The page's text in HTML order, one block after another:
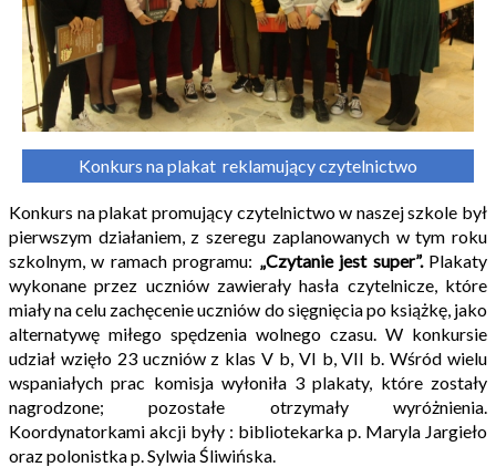
Konkurs na plakat  reklamujący czytelnictwo
Konkurs na plakat promujący czytelnictwo w naszej szkole był
pierwszym działaniem, z szeregu zaplanowanych w tym roku
szkolnym, w ramach programu: „Czytanie jest super”.Plakaty
wykonane przez uczniów zawierały hasła czytelnicze, które
miały na celu zachęcenie uczniów do sięgnięcia po książkę, jako
alternatywę miłego spędzenia wolnego czasu. W konkursie
udział wzięło 23 uczniów z klas V b, VI b, VII b. Wśród wielu
wspaniałych prac komisja wyłoniła 3 plakaty, które zostały
nagrodzone; pozostałe otrzymały wyróżnienia.
Koordynatorkami akcji były : bibliotekarka p. Maryla Jargieło
oraz polonistka p. Sylwia Śliwińska.